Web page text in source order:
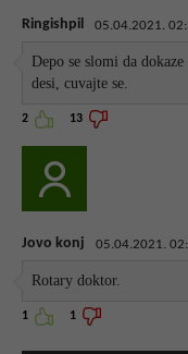
Ringishpil 05.04.2021.
Depo se slomi da
desi, cuvajte se.
2 13
Jovo konj 05.04.2021.
Rotary doktor.
1 1